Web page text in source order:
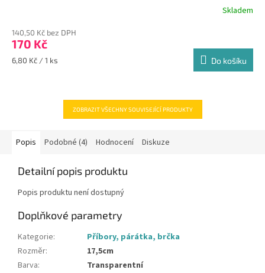
produktu
je
5,0
Skladem
140,50 Kč bez DPH
170 Kč
Měrná
6,80 Kč / 1 ks Do košíku
ZOBRAZIT VŠECHNY SOUVISEJÍCÍ PRODUKTY
Popis Podobné (4) Hodnocení Diskuze
Detailní popis produktu
Popis produktu není dostupný
Doplňkové parametry
Kategorie:
Příbory, párátka, brčka
Rozměr:
17,5cm
Barva:
Transparentní